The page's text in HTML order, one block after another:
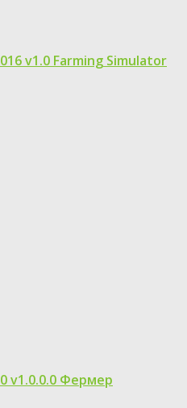
v1.0 Farming Simulator
v1.0.0.0 Фермер